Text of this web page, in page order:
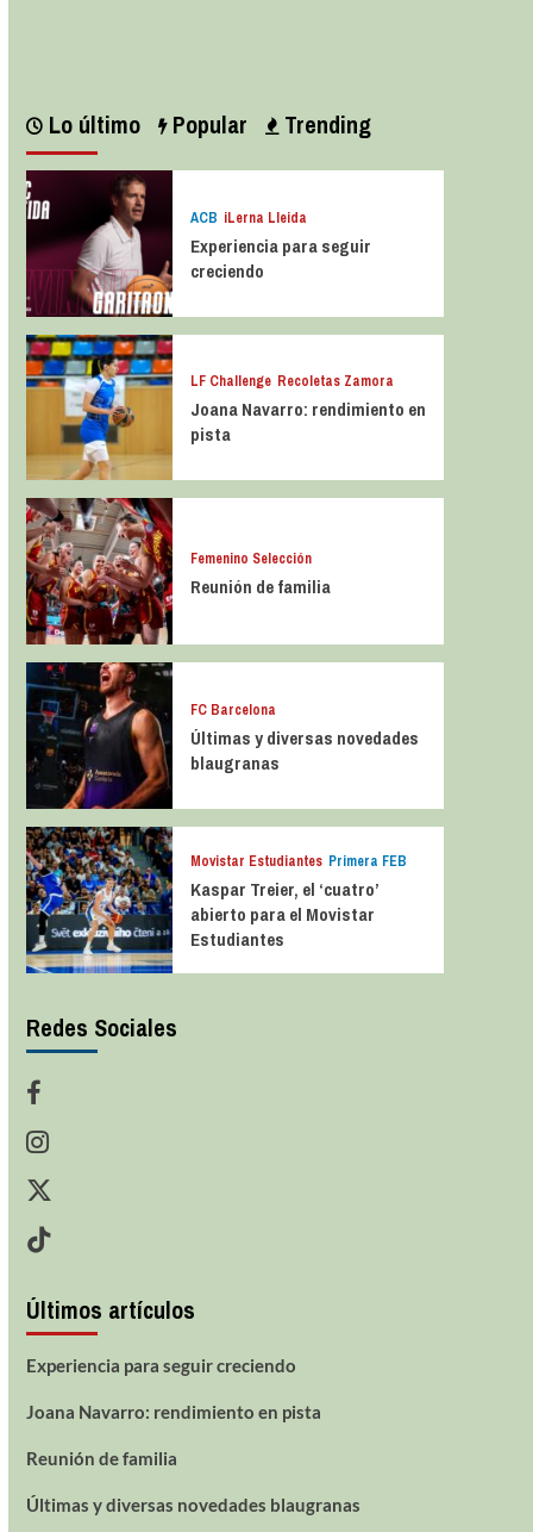
Lo último Popular Trending
ACB iLerna Lleida
Experiencia para seguir
creciendo
LF Challenge Recoletas Zamora
Joana Navarro: rendimiento en
pista
Femenino Selección
Reunión de familia
FC Barcelona
Últimas y diversas novedades
blaugranas
Movistar Estudiantes Primera FEB
Kaspar Treier, el ‘cuatro’
abierto para el Movistar
Estudiantes
Redes Sociales
Últimos artículos
Experiencia para seguir creciendo
Joana Navarro: rendimiento en pista
Reunión de familia
Últimas y diversas novedades blaugranas